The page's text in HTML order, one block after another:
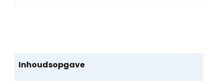
Inhoudsopgave